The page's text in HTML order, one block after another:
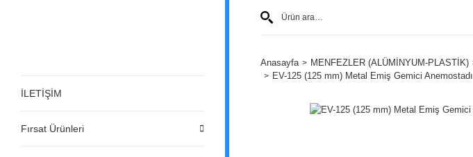
İLETİŞİM
Fırsat Ürünleri
Anasayfa MENFEZLER (ALÜMİNYUM-PLASTİK)
EV-125 (125 mm) Metal Emiş Gemici Anemostadı